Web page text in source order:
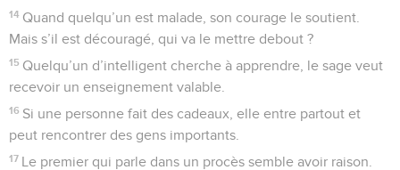
14 Quand quelqu’un est malade, son courage le soutient.
Mais s’il est découragé, qui va le mettre debout ?
15 Quelqu’un d’intelligent cherche à apprendre, le sage veut
recevoir un enseignement valable.
16 Si une personne fait des cadeaux, elle entre partout et
peut rencontrer des gens importants.
17 Le premier qui parle dans un procès semble avoir raison.